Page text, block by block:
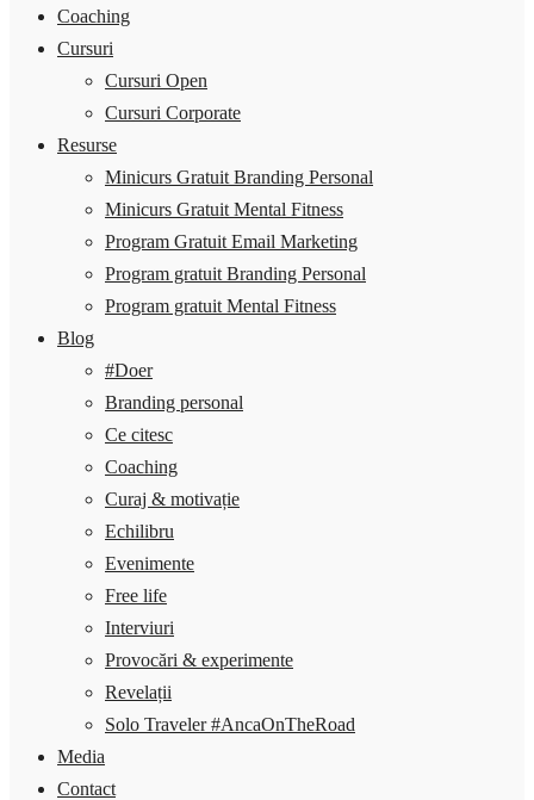
Coaching
Cursuri
Cursuri Open
Cursuri Corporate
Resurse
Minicurs Gratuit Branding Personal
Minicurs Gratuit Mental Fitness
Program Gratuit Email Marketing
Program gratuit Branding Personal
Program gratuit Mental Fitness
Blog
#Doer
Branding personal
Ce citesc
Coaching
Curaj & motivație
Echilibru
Evenimente
Free life
Interviuri
Provocări & experimente
Revelații
Solo Traveler #AncaOnTheRoad
Media
Contact